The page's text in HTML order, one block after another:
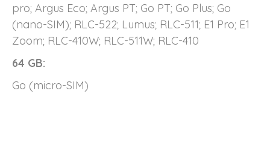
pro; Argus Eco; Argus PT; Go PT; Go Plus; Go
(nano-SIM); RLC-522; Lumus; RLC-511; E1 Pro; E1
Zoom; RLC-410W; RLC-511W; RLC-410
64 GB:
Go (micro-SIM)